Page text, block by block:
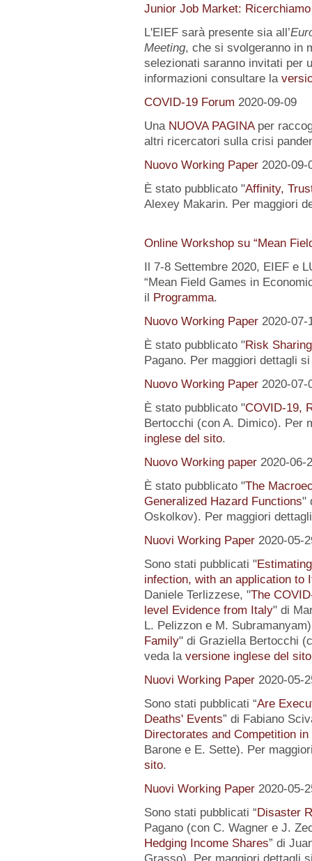
Junior Job Market:
L'EIEF sarà presente sia all’
Meeting, che si svolgeranno in
selezionati saranno invitati per
informazioni consultare la
COVID-19 Forum 2020-09-09
Una NUOVA PAGINAper
altri ricercatori sulla crisi
Nuovo Working Paper 2020-09-
È stato pubblicato "Affinity,
Alexey Makarin. Per maggiori
Online Workshop su “Mean
Il 7-8 Settembre 2020, EIEF e
“Mean Field Games in
il Programma.
Nuovo Working Paper 2020-07-
È stato pubblicato "Risk
Pagano. Per maggiori dettagli
Nuovo Working Paper 2020-07-
È stato pubblicato "COVID-19,
Bertocchi (con A. Dimico). Per
inglese del sito.
Nuovo Working paper 2020-06-
È stato pubblicato "The
Generalized Hazard Functions"
Oskolkov). Per maggiori
Nuovi Working Paper 2020-05-
Sono stati pubblicati "
infection, with an application to
Daniele Terlizzese, "The
level Evidence from Italy" di
L. Pelizzon e M.
Family" di Graziella Bertocchi
veda la versione inglese del sito
Nuovi Working Paper 2020-05-
Sono stati pubblicati “Are
Deaths' Events” di Fabiano
Directorates and Competition in
Barone e E. Sette). Per
sito.
Nuovi Working Paper 2020-05-
Sono stati pubblicati “Disaster
Pagano (con C. Wagner e J.
Hedging Income Shares” di